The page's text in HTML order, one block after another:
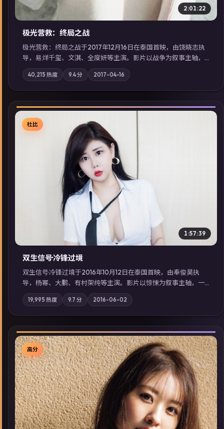
2:01:22
极光营救：终局之战
极光营救：终局之战于2017年12月16日在泰国首映，由饶晓志执
导，易烊千玺、文淇、全度妍等主演。影片以战争为叙事主轴，
一场意外将众人卷入不可撤回的连锁反应；摄影与配乐强化地域
气质；站内亦可通过「国产免费观看高清电视剧在线看」延展检
索同类型高分佳作，畅享高清在线追剧体验。
40,215 热度 9.4分 2017-04-16
▶
杜比
1:57:39
双生信号·冷锋过境
双生信号·冷锋过境于2016年10月12日在泰国首映，由奉俊昊执
导，杨幂、大鹏、有村架纯等主演。影片以惊悚为叙事主轴，一
场意外将众人卷入不可撤回的连锁反应；摄影与配乐强化地域气
质；站内亦可通过「国产免费观看高清电视剧在线看」延展检索
同类型高分佳作，畅享高清在线追剧体验。
19,995 热度 9.7 分 2016-06-02
高分